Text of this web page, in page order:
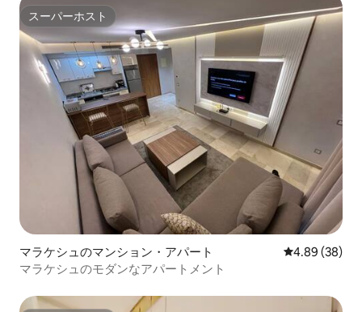
スーパーホスト
スーパーホスト
マラケシュのマンション・アパート レビュー38
4.89 (38)
マラケシュのモダンなアパートメント